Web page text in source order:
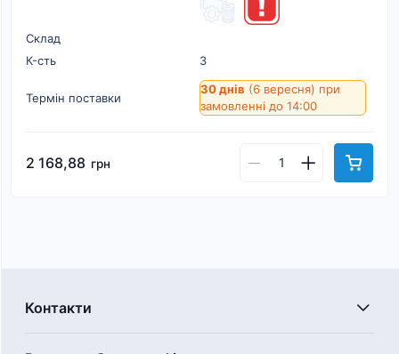
Склад
К-cть
3
Термін поставки
30 днів (6 вересня) при
замовленні до 14:00
2 168,88 грн
Контакти